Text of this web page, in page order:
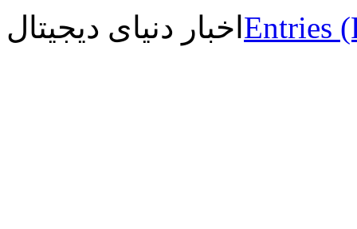
اخبار دنیای دیجیتال Entries